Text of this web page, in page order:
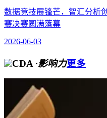
数据竞技展锋芒，智汇分析
赛决赛圆满落幕
2026-06-03
CDA ·影响力更多